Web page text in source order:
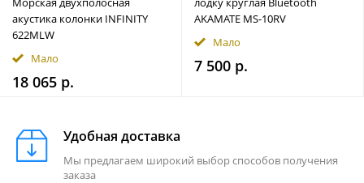
акустика колонки INFINITY
622MLW
Мало
18 065 р.
AKAMATE MS-10RV
Мало
7 500 р.
Удобная доставка
Мы предлагаем широкий выбор способов получения
заказа